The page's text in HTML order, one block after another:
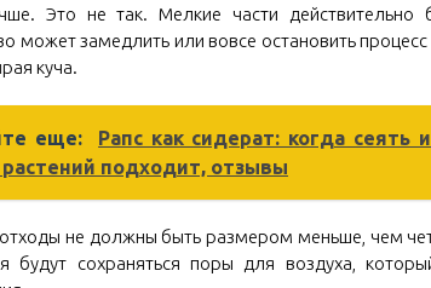
Это не так. Мелкие части действительно
может замедлить или вовсе остановить
куча.
еще:
Рапс как сидерат: когда
растений подходит, отзывы
не должны быть размером меньше, чем
будут сохраняться поры для воздуха,